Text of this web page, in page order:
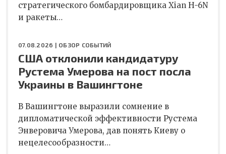
стратегического бомбардировщика Xian H-6N
и ракеты…
07.08.2026 | ОБЗОР СОБЫТИЙ
США отклонили кандидатуру
Рустема Умерова на пост посла
Украины в Вашингтоне
В Вашингтоне выразили сомнение в
дипломатической эффективности Рустема
Энверовича Умерова, дав понять Киеву о
нецелесообразности…